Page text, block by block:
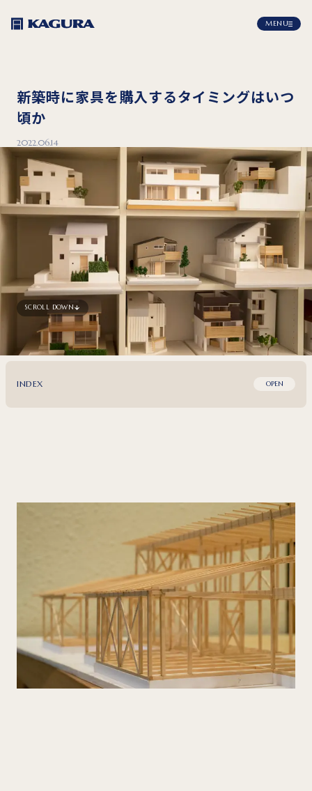
MENU
新築時に家具を購入するタイミングはいつ
頃か
2022.06.14
SCROLL DOWN
INDEX OPEN